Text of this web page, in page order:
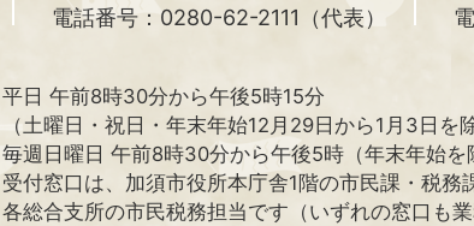
電話番号：0280-62-2111（代表）
平日 午前8時30分から午後5時15分
（土曜日・祝日・年末年始12月29日から1月3日を
毎週日曜日 午前8時30分から午後5時（年末年始を
受付窓口は、加須市役所本庁舎1階の市民課・税務
各総合支所の市民税務担当です（いずれの窓口も